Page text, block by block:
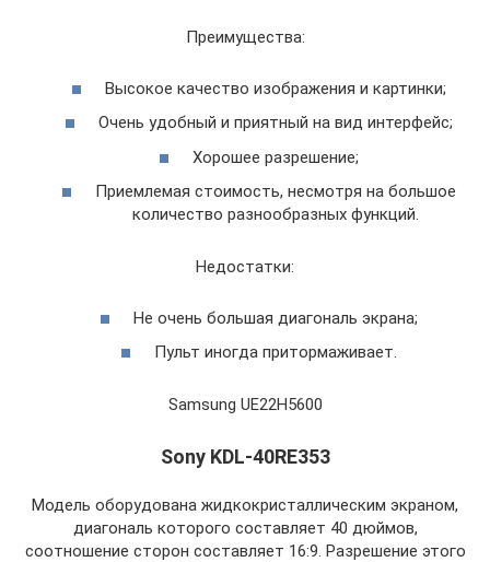
Преимущества:
Высокое качество изображения и картинки;
Очень удобный и приятный на вид интерфейс;
Хорошее разрешение;
Приемлемая стоимость, несмотря на большое
количество разнообразных функций.
Недостатки:
Не очень большая диагональ экрана;
Пульт иногда притормаживает.
Samsung UE22H5600
Sony KDL-40RE353
Модель оборудована жидкокристаллическим экраном,
диагональ которого составляет 40 дюймов,
соотношение сторон составляет 16:9. Разрешение этого